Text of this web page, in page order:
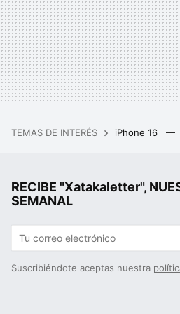
TEMAS DE INTERÉS iPhone 16
RECIBE "Xatakaletter",
SEMANAL
Suscribiéndote aceptas nuestra